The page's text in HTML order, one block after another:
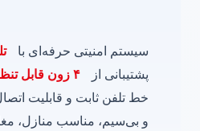
سیستم امنیتی حرفه‌ای با
پشتیبانی از
۴ زون قابل تنظیم
خط تلفن ثابت و قابلیت
و بی‌سیم، مناسب منازل،